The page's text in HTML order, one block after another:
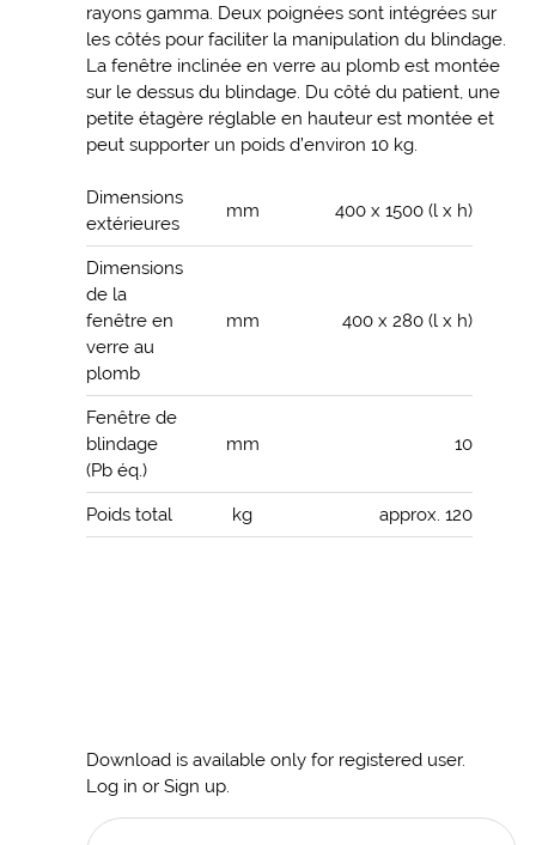
rayons gamma. Deux poignées sont intégrées sur
les côtés pour faciliter la manipulation du blindage.
La fenêtre inclinée en verre au plomb est montée
sur le dessus du blindage. Du côté du patient, une
petite étagère réglable en hauteur est montée et
peut supporter un poids d’environ 10 kg.
Dimensions
extérieures
mm 400 x 1500 (l x h)
Dimensions
de la
fenêtre en
verre au
plomb
mm 400 x 280 (l x h)
Fenêtre de
blindage
(Pb éq.)
mm 10
Poids total kg approx. 120
Download is available only for registered user.
Log in or Sign up.